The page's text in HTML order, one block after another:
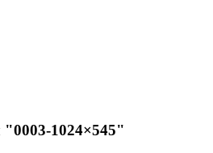
"0003-1024×545"